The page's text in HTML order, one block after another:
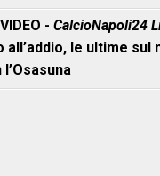
- CalcioNapoli24
all’addio, le ultime